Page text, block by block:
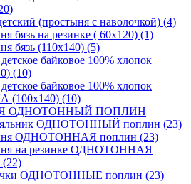
(простыня с наволочкой) (4)
бязь на резинке ( 60х120) (1)
бязь (110х140) (5)
байковое 100% хлопок
(10)
байковое 100% хлопок
(100х140) (10)
ОДНОТОННЫЙ ПОПЛИН
ОДНОТОННЫЙ поплин (23)
ОДНОТОННАЯ поплин (23)
на резинке ОДНОТОННАЯ
ОДНОТОННЫЕ поплин (23)